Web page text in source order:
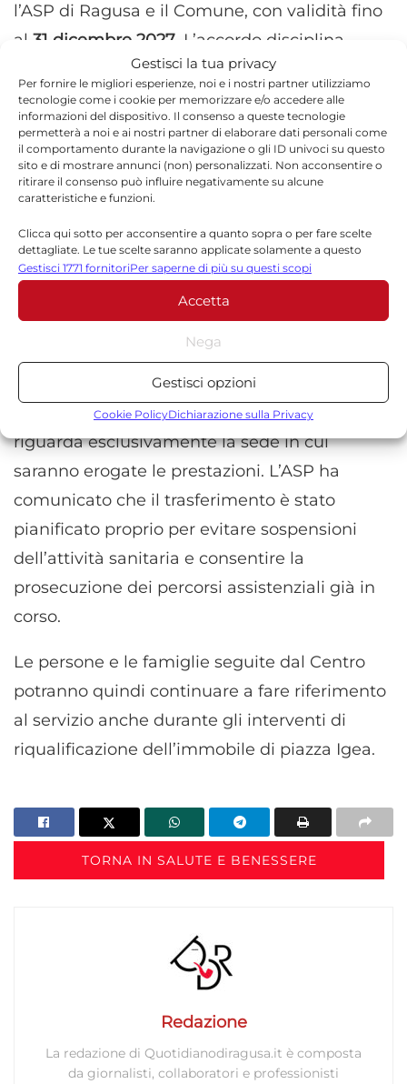
Gestisci la tua privacy
Per fornire le migliori esperienze, noi e i nostri partner utilizziamo
tecnologie come i cookie per memorizzare e/o accedere alle
informazioni del dispositivo. Il consenso a queste tecnologie
permetterà a noi e ai nostri partner di elaborare dati personali come
il comportamento durante la navigazione o gli ID univoci su questo
sito e di mostrare annunci (non) personalizzati. Non acconsentire o
ritirare il consenso può influire negativamente su alcune
caratteristiche e funzioni.
Clicca qui sotto per acconsentire a quanto sopra o per fare scelte
dettagliate. Le tue scelte saranno applicate solamente a questo
sito. È possibile modificare le impostazioni in qualsiasi momento,
compreso il ritiro del consenso, utilizzando i pulsanti della Cookie
Policy o cliccando sul pulsante di gestione del consenso nella parte
inferiore dello schermo.
Statistiche
Archiviare informazioni su dispositivo e/o accedervi, Misurare le
prestazioni degli annunci, Misurare le prestazioni dei contenuti,
combinazione di dati provenienti da fonti diverse.
Marketing
Archiviare informazioni su dispositivo e/o accedervi, Utilizzare
pubblicità personalizzata, Utilizzare profili per la selezione di
pubblicità personalizzata, Creare profili per la personalizzazione
Funzionalità Sempre attivo
Abbinare e combinare dati provenienti da altre
fonti di dati, Collegare diversi dispositivi,
Utilizzare dati di geolocalizzazione precisi,
richieste attivamente.
rilevare frodi, correggere errori, Erogare
e presentare pubblicità e contenuto,
Salvare e comunicare le scelte sulla
Gestisci 1771 fornitoriPer saperne di più su questi scopi
Accetta
Nega
Gestisci opzioni
Cookie PolicyDichiarazione sulla Privacy
l’ASP di Ragusa e il Comune, con validità fino
al 31 dicembre 2027 . L’accordo disciplina
l’utilizzo gratuito degli spazi durante il periodo
necessario alla riqualificazione della sede
originaria.
Nella giornata del trasferimento è prevista
una visita istituzionale del direttore generale
dell’ASP,Giuseppe Drago, insieme al sindaco
di Ragusa,Giuseppe Cassì, per prendere
visione della nuova organizzazione del
servizio.
Cosa cambia per gli utenti
Per gli utenti del Centro la principale novità
riguarda esclusivamente la sede in cui
saranno erogate le prestazioni. L’ASP ha
comunicato che il trasferimento è stato
pianificato proprio per evitare sospensioni
dell’attività sanitaria e consentire la
prosecuzione dei percorsi assistenziali già in
corso.
Le persone e le famiglie seguite dal Centro
potranno quindi continuare a fare riferimento
al servizio anche durante gli interventi di
riqualificazione dell’immobile di piazza Igea.
TORNA IN SALUTE E BENESSERE
Redazione
La redazione di Quotidianodiragusa.it è composta
da giornalisti, collaboratori e professionisti